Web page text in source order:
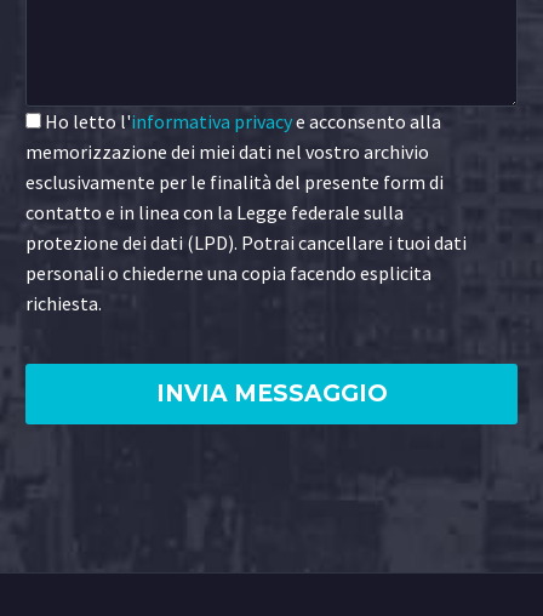
Ho letto l'informativa privacye acconsento alla
memorizzazione dei miei dati nel vostro archivio
esclusivamente per le finalità del presente form di
contatto e in linea con la Legge federale sulla
protezione dei dati (LPD). Potrai cancellare i tuoi dati
personali o chiederne una copia facendo esplicita
richiesta.